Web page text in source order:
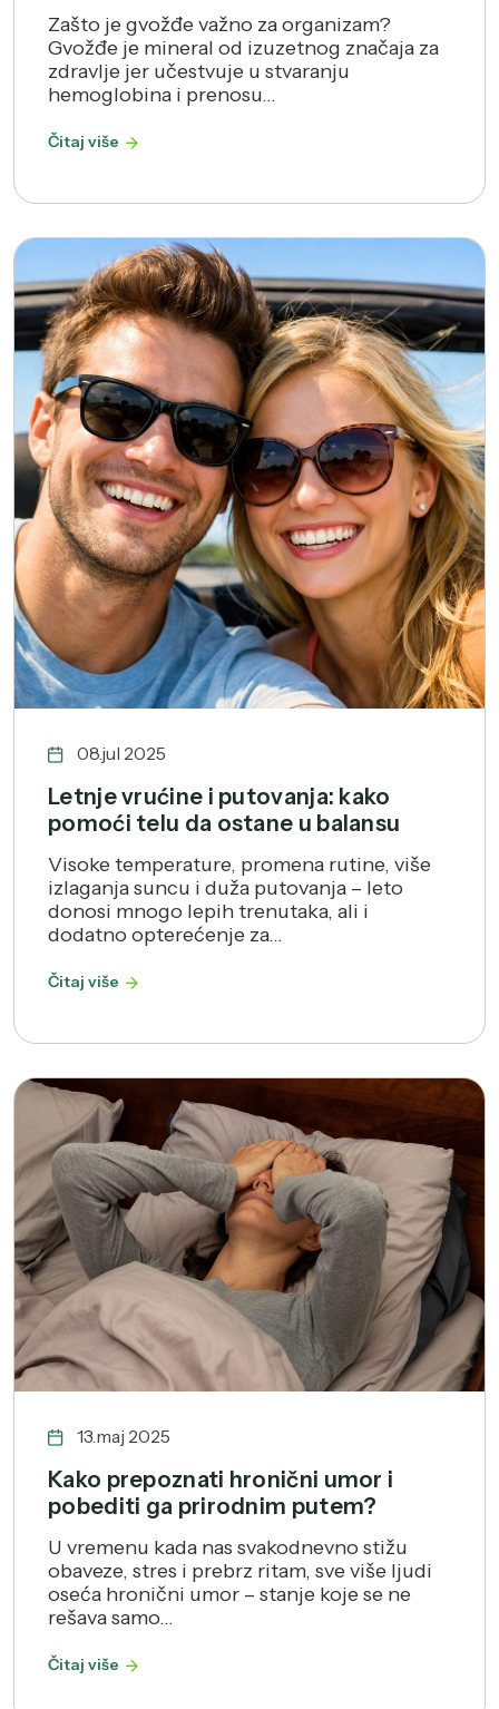
Zašto je gvožđe važno za organizam?
Gvožđe je mineral od izuzetnog značaja za
zdravlje jer učestvuje u stvaranju
hemoglobina i prenosu...
Čitaj više
08.jul 2025
Letnje vrućine i putovanja: kako
pomoći telu da ostane u balansu
Visoke temperature, promena rutine, više
izlaganja suncu i duža putovanja – leto
donosi mnogo lepih trenutaka, ali i
dodatno opterećenje za...
Čitaj više
13.maj 2025
Kako prepoznati hronični umor i
pobediti ga prirodnim putem?
U vremenu kada nas svakodnevno stižu
obaveze, stres i prebrz ritam, sve više ljudi
oseća hronični umor – stanje koje se ne
rešava samo...
Čitaj više